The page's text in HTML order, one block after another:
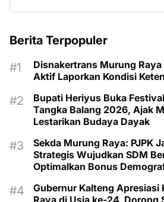
Berita Terpopuler
Disnakertrans Murung Raya
Aktif Laporkan Kondisi
Bupati Heriyus Buka
Tangka Balang 2026, Ajak
Lestarikan Budaya Dayak
Sekda Murung Raya: PJPK
Strategis Wujudkan SDM
Optimalkan Bonus
Gubernur Kalteng Apresiasi
Raya di Usia ke-24, Dorong